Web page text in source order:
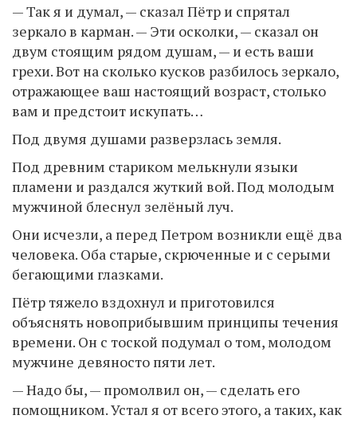
— Так я и думал, — сказал Пётр и спрятал
зеркало в карман. — Эти осколки, — сказал он
двум стоящим рядом душам, — и есть ваши
грехи. Вот на сколько кусков разбилось зеркало,
отражающее ваш настоящий возраст, столько
вам и предстоит искупать…
Под двумя душами разверзлась земля.
Под древним стариком мелькнули языки
пламени и раздался жуткий вой. Под молодым
мужчиной блеснул зелёный луч.
Они исчезли, а перед Петром возникли ещё два
человека. Оба старые, скрюченные и с серыми
бегающими глазками.
Пётр тяжело вздохнул и приготовился
объяснять новоприбывшим принципы течения
времени. Он с тоской подумал о том, молодом
мужчине девяносто пяти лет.
— Надо бы, — промолвил он, — сделать его
помощником. Устал я от всего этого, а таких, как